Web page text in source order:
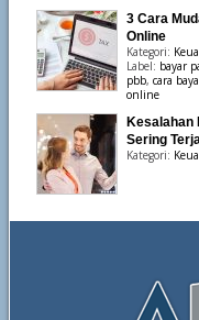
3 Cara
Online
Kategori:
Label: bayar
pbb, cara
online
Kesalahan
Sering
Kategori: